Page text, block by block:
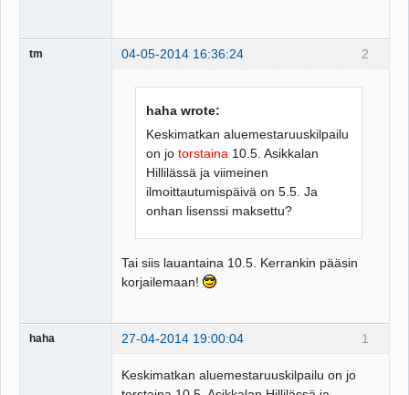
2
tm 04-05-2014 16:36:24
haha wrote:
Keskimatkan aluemestaruuskilpailu
on jo torstaina 10.5. Asikkalan
Hillilässä ja viimeinen
ilmoittautumispäivä on 5.5. Ja
onhan lisenssi maksettu?
Tai siis lauantaina 10.5. Kerrankin pääsin
korjailemaan!
1
haha 27-04-2014 19:00:04
Keskimatkan aluemestaruuskilpailu on jo